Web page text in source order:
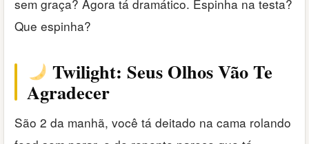
sem graça? Agora tá dramático. Espinha na testa?
Que espinha?
Twilight: Seus Olhos Vão Te
Agradecer
São 2 da manhã, você tá deitado na cama rolando